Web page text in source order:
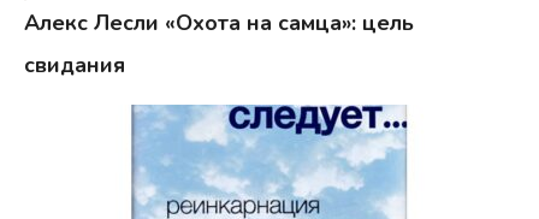
Алекс Лесли «Охота на самца»: цель
свидания